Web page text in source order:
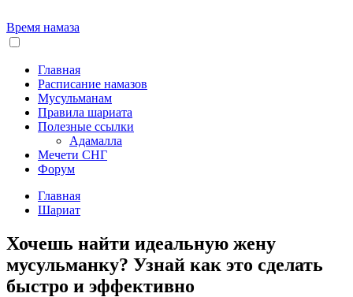
Время намаза
Главная
Расписание намазов
Мусульманам
Правила шариата
Полезные ссылки
Адамалла
Мечети СНГ
Форум
Главная
Шариат
Хочешь найти идеальную жену
мусульманку? Узнай как это сделать
быстро и эффективно